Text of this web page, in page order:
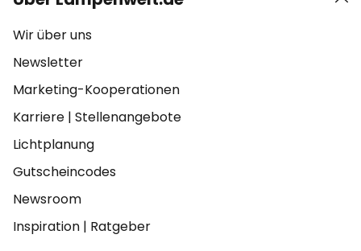
Wir über uns
Newsletter
Marketing-Kooperationen
Karriere | Stellenangebote
Lichtplanung
Gutscheincodes
Newsroom
Inspiration | Ratgeber